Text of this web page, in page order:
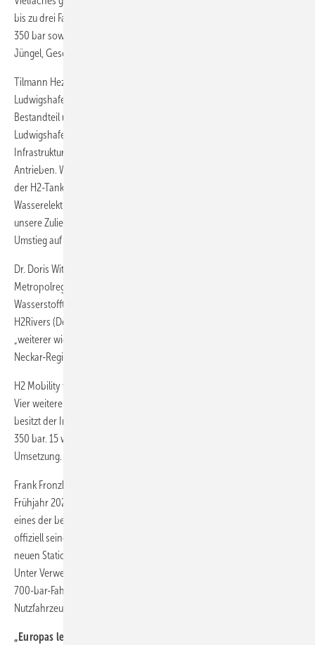
bis zu drei Fahrzeuge gleichzeitig tanken, darunter Bus und Lkw mit
350 bar sowie leichte Nutzfahrzeuge und Pkw mit 700 bar“, so Martin
Jüngel, Geschäftsführer und CFO von H2 Mobility Deutschland.
Tilmann Hezel, Senior Vice President Infrastructure am BASF-Standort
Ludwigshafen, ergänzte: „CO
Bestandteil unserer Energietransformation am Standort
Ludwigshafen. Gleichzeitig ist Wasserstoff und eine ausreichende H
Infrastruktur grundlegend für einen Wandel hin zu alternativen
Antrieben. Wir wollen diese Schnittmenge nutzen: Mit Projekten wie
der H2-Tankstelle, aber auch dem im Bau befindlichen
Wasserelektrolyseur möchten wir die regionale Mobilität genauso wie
unsere Zulieferer und Transportunternehmen am Standort beim
Umstieg auf Fahrzeuge mit Brennstoffzellenantrieb unterstützen.“
Dr. Doris Wittneben, Bereichsleiterin Zukunftsfelder und Innovation
Metropolregion Rhein-Neckar GmbH, freute sich, dass mit der
Wasserstofftankstelle in Frankenthal, die Bestandteil des Projektes
H2Rivers (Details dazu lesen Sie im HZwei-Heft Jan. 2025) ist, ein
„weiterer wichtiger Baustein des Wasserstoffökosystems in der Rhein-
Neckar-Region auf den Weg gebracht wird“.
H2 Mobility verfügt derzeit über 80 öffentliche 700-bar-Tankstellen.
Vier weitere sind in Planung, Bau oder Inbetriebnahme. Zusätzlich
besitzt der Infrastrukturanbieter 27 Stationen für die Betankung mit
350 bar. 15 weitere 350-bar-Betankungsoptionen befinden sich in der
Umsetzung.
Frank Fronzke, Geschäftsführer und COO von H2 Mobility, erklärte im
Frühjahr 2024 anlässlich einer Eröffnungsfeier: „In Heidelberg nimmt
eines der bedeutendsten Tankstellenprojekte des Jahres heute
offiziell seinen Betrieb auf. Die Größe und Leistungsfähigkeit der
neuen Stationen stehen für eine neue H
Unter Verwendung leistungsstarker Technik tanken mehrere 350- und
700-bar-Fahrzeugtypen am selben Standort – Busse, Lkw, leichte
Nutzfahrzeuge und Pkw.”
„Europas leistungsstärkste H